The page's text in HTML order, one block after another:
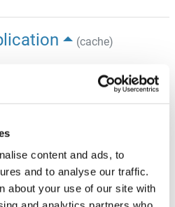
content and ads, to
and to analyse our traffic.
about your use of our site with
(cache)
1:500, ELISA(peptide)